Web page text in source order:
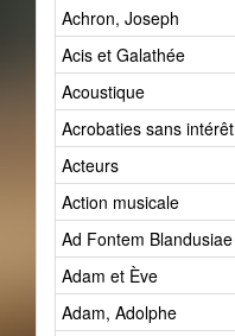
Achron, Joseph
Acis et Galathée
Acoustique
Acrobaties sans intérêt
Acteurs
Action musicale
Ad Fontem Blandusiae
Adam et Ève
Adam, Adolphe